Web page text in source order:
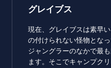
グレイブス
現在、グレイブスは素早
の付けられない怪物とな
ジャングラーのなかで最
ます。そこでキャンプク